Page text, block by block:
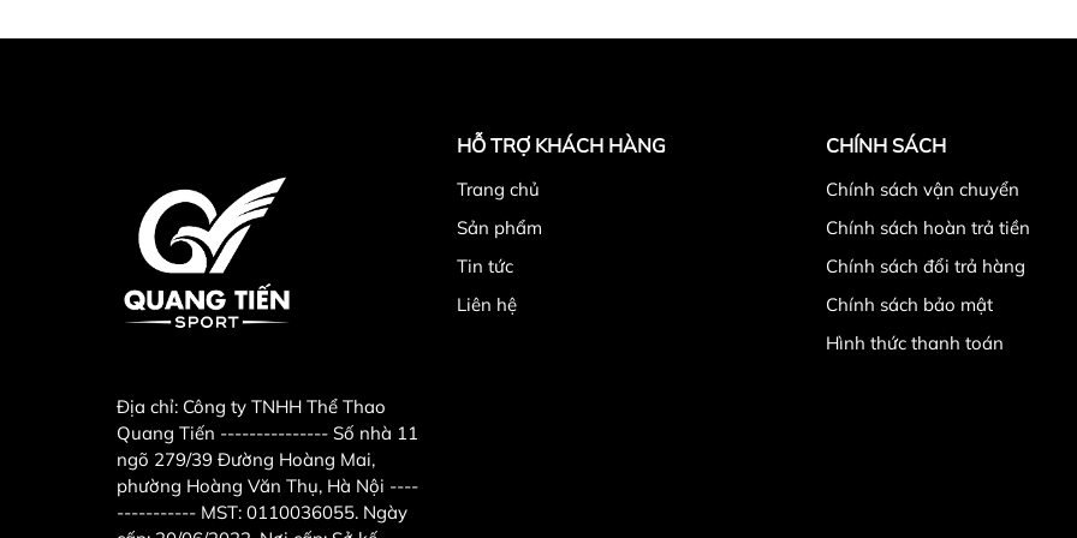
Địa chỉ: Công ty TNHH Thể Thao
Quang Tiến --------------- Số nhà 11
ngõ 279/39 Đường Hoàng Mai,
phường Hoàng Văn Thụ, Hà Nội ----
----------- MST: 0110036055. Ngày
HỖ TRỢ KHÁCH HÀNG
Trang chủ
Sản phẩm
Tin tức
Liên hệ
CHÍNH SÁCH
Chính sách vận chuyển
Chính sách hoàn trả tiền
Chính sách đổi trả hàng
Chính sách bảo mật
Hình thức thanh toán